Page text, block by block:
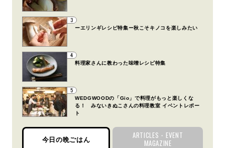
3
ーエリンギレシピ特集ー秋こそキノコを楽しみたい
4
料理家さんに教わった味噌レシピ特集
5
WEDGWOODの「Gio」で料理がもっと楽しくな
る！ みないきぬこさんの料理教室 イベントレポー
ト
今日の晩ごはん
ARTICLES・EVENT
MAGAZINE